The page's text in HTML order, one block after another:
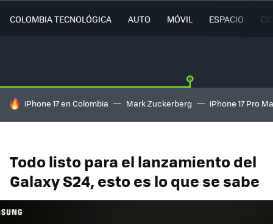
COLOMBIA TECNOLÓGICA AUTO MÓVIL ESPACIO
HOY SE HABLA DE
iPhone 17 en Colombia Mark Zuckerberg iPhone 17 Pro
Todo listo para el lanzamiento del
Galaxy S24, esto es lo que se sabe